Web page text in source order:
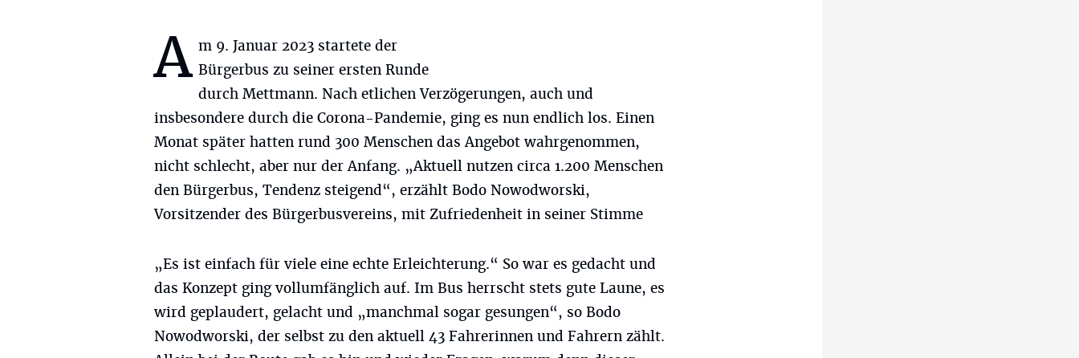
A m 9. Januar 2023 startete der
Bürgerbus zu seiner ersten Runde
durch Mettmann. Nach etlichen Verzögerungen, auch und
insbesondere durch die Corona-Pandemie, ging es nun endlich los. Einen
Monat später hatten rund 300 Menschen das Angebot wahrgenommen,
nicht schlecht, aber nur der Anfang. „Aktuell nutzen circa 1.200 Menschen
den Bürgerbus, Tendenz steigend“, erzählt Bodo Nowodworski,
Vorsitzender des Bürgerbusvereins, mit Zufriedenheit in seiner Stimme
„Es ist einfach für viele eine echte Erleichterung.“ So war es gedacht und
das Konzept ging vollumfänglich auf. Im Bus herrscht stets gute Laune, es
wird geplaudert, gelacht und „manchmal sogar gesungen“, so Bodo
Nowodworski, der selbst zu den aktuell 43 Fahrerinnen und Fahrern zählt.